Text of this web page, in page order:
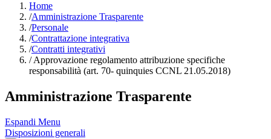
Home
/Amministrazione Trasparente
/Personale
/Contrattazione integrativa
/Contratti integrativi
/Approvazione regolamento attribuzione specifiche
responsabilità (art. 70- quinquies CCNL 21.05.2018)
Amministrazione Trasparente
Espandi Menu
Disposizioni generali